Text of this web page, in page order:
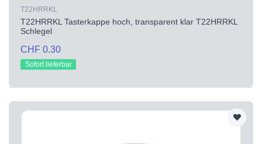
T22HRRKL
T22HRRKL Tasterkappe hoch, transparent klar T22HRRKL
Schlegel
CHF 0.30
Sofort lieferbar